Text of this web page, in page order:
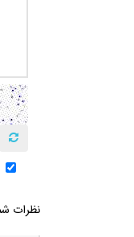
نظرات